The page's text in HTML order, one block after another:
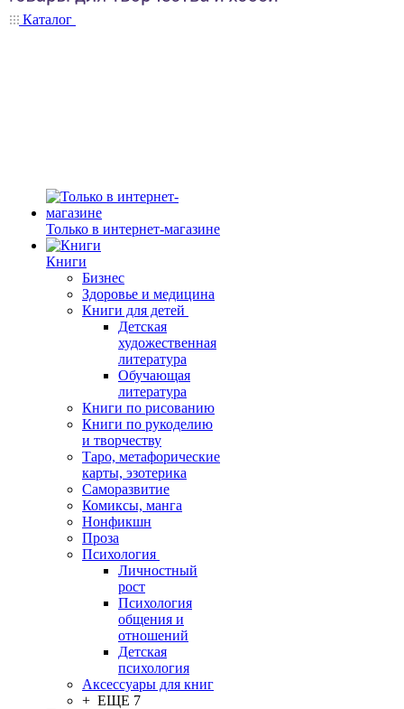
Каталог
Только в интернет-магазине
Книги
Бизнес
Здоровье и медицина
Книги для детей
Детская
художественная
литература
Обучающая
литература
Книги по рисованию
Книги по рукоделию
и творчеству
Таро, метафорические
карты, эзотерика
Саморазвитие
Комиксы, манга
Нонфикшн
Проза
Психология
Личностный
рост
Психология
общения и
отношений
Детская
психология
Аксессуары для книг
+ ЕЩЕ 7